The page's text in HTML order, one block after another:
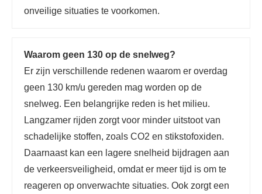
onveilige situaties te voorkomen.
Waarom geen 130 op de snelweg?
Er zijn verschillende redenen waarom er overdag
geen 130 km/u gereden mag worden op de
snelweg. Een belangrijke reden is het milieu.
Langzamer rijden zorgt voor minder uitstoot van
schadelijke stoffen, zoals CO2 en stikstofoxiden.
Daarnaast kan een lagere snelheid bijdragen aan
de verkeersveiligheid, omdat er meer tijd is om te
reageren op onverwachte situaties. Ook zorgt een